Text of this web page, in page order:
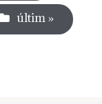
últim »